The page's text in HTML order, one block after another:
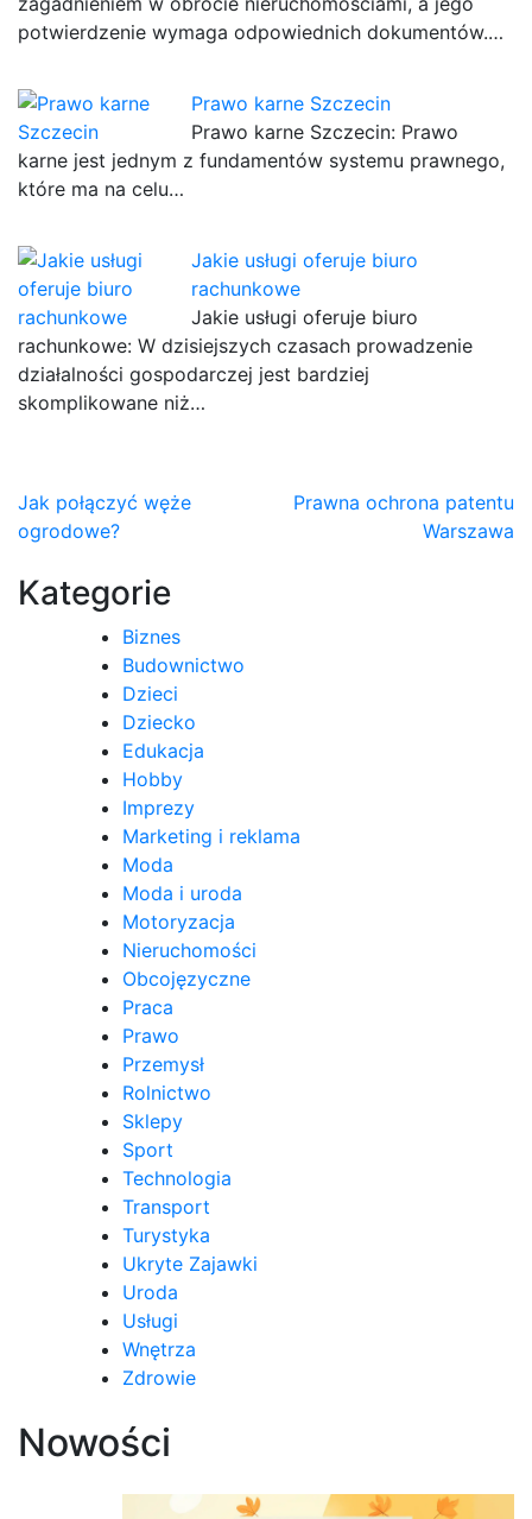
potwierdzenie wymaga odpowiednich dokumentów.…
Prawo karne Szczecin
Prawo karne Szczecin: Prawo
karne jest jednym z fundamentów systemu prawnego,
które ma na celu…
Jakie usługi oferuje biuro
rachunkowe
Jakie usługi oferuje biuro
rachunkowe: W dzisiejszych czasach prowadzenie
działalności gospodarczej jest bardziej
skomplikowane niż…
Nawigacja
wpisu
Jak połączyć węże
ogrodowe?
Prawna ochrona patentu
Warszawa
Kategorie
Biznes
Budownictwo
Dzieci
Dziecko
Edukacja
Hobby
Imprezy
Marketing i reklama
Moda
Moda i uroda
Motoryzacja
Nieruchomości
Obcojęzyczne
Praca
Prawo
Przemysł
Rolnictwo
Sklepy
Sport
Technologia
Transport
Turystyka
Ukryte Zajawki
Uroda
Usługi
Wnętrza
Zdrowie
Nowości